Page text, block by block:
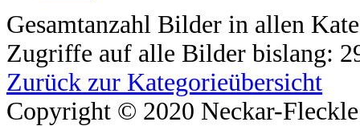
Gesamtanzahl Bilder in allen
Zugriffe auf alle Bilder bislang:
Zurück zur Kategorieübersicht
Copyright © 2020 Neckar-